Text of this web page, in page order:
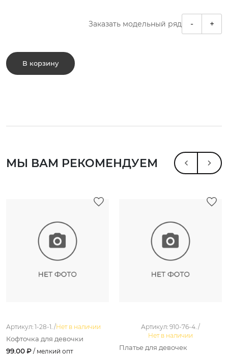
Заказать модельный ряд - +
В корзину
МЫ ВАМ РЕКОМЕНДУЕМ
Артикул: 1-28-1. /Нет в наличии
Кофточка для девочки
99.00 ₽ / мелкий опт
Артикул: 910-76-4. /
Нет в наличии
Платье для девочек